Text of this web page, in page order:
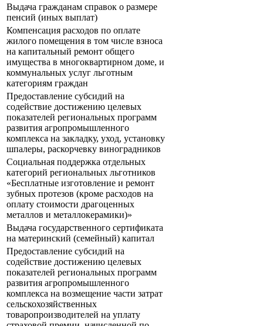
Выдача гражданам справок о размере
пенсий (иных выплат)
Компенсация расходов по оплате
жилого помещения в том числе взноса
на капитальный ремонт общего
имущества в многоквартирном доме, и
коммунальных услуг льготным
категориям граждан
Предоставление субсидий на
содействие достижению целевых
показателей региональных программ
развития агропромышленного
комплекса на закладку, уход, установку
шпалеры, раскорчевку виноградников
Социальная поддержка отдельных
категорий региональных льготников
«Бесплатные изготовление и ремонт
зубных протезов (кроме расходов на
оплату стоимости драгоценных
металлов и металлокерамики)»
Выдача государственного сертификата
на материнский (семейный) капитал
Предоставление субсидий на
содействие достижению целевых
показателей региональных программ
развития агропромышленного
комплекса на возмещение части затрат
сельскохозяйственных
товаропроизводителей на уплату